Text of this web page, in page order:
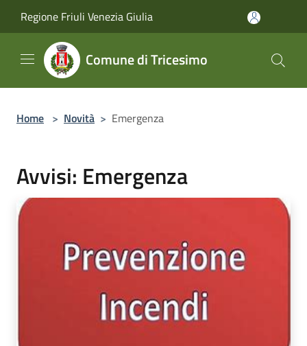
Regione Friuli Venezia Giulia
Comune di Tricesimo
Home > Novità > Emergenza
Avvisi: Emergenza